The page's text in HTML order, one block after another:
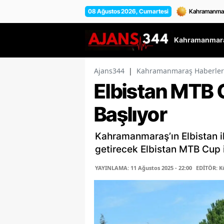
08 Ağustos 2026, Cumartesi
Ajans344 | Kahramanmaraş
Elbistan MTB
Başlıyor
Kahramanmaraş’ın
getirecek Elbistan MTB Cup
YAYINLAMA: 11 Ağustos 2025 - 22:00 EDİTÖR: